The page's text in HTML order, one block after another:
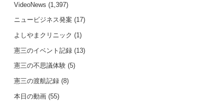
VideoNews (1,397)
ニュービジネス発案 (17)
よしやまクリニック (1)
憲三のイベント記録 (13)
憲三の不思議体験 (5)
憲三の渡航記録 (8)
本日の動画 (55)